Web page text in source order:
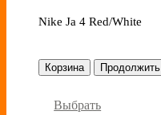
Nike Ja 4 Red/White
Корзина Продолжить
Выбрать